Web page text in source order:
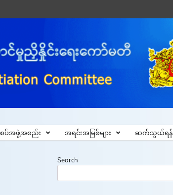
ပ်အဖွဲ့အစည်း အရင်းအမြစ်များ ဆက်သွယ်ရန်
Search